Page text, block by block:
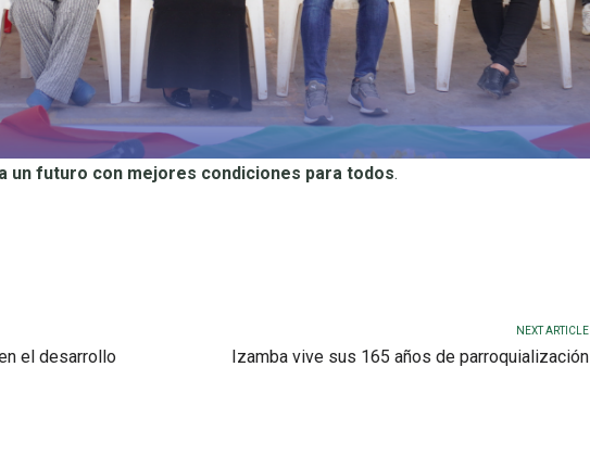
un futuro con mejores condiciones para todos.
el desarrollo
NEXT ARTICLE
Izamba vive sus 165 años de parroquialización